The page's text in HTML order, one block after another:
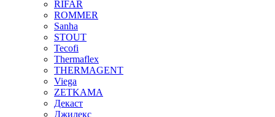
RIFAR
ROMMER
Sanha
STOUT
Tecofi
Thermaflex
THERMAGENT
Viega
ZETKAMA
Декаст
Джилекс